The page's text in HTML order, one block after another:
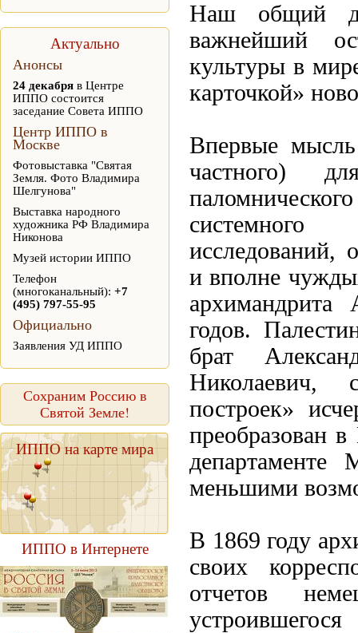
Актуально
Анонсы
24 декабря в Центре
ИППО состоится
заседание Совета ИППО
Центр ИППО в
Москве
Фотовыставка "Святая
Земля. Фото Владимира
Шелгунова"
Выставка народного
художника РФ Владимира
Никонова
Музей истории ИППО
Телефон
(многоканальный): +7
(495) 797-55-95
Официально
Заявления УД ИППО
Сохраним Россию в
Святой Земле!
ИППО на карте мира
ИППО в Интернете
Наш общий
важнейший
культуры в
карточкой»
Впервые
частного)
системного
исследований,
и вполне
годов.
брат
Николаевич,
построек»
преобразован
меньшими
В 1869 году
своих
отчетов